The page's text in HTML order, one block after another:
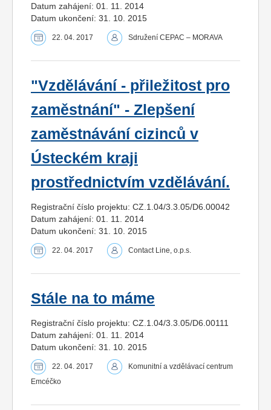
Datum zahájení: 01. 11. 2014
Datum ukončení: 31. 10. 2015
22. 04. 2017 Sdružení CEPAC – MORAVA
"Vzdělávání - přiležitost pro
zaměstnání" - Zlepšení
zaměstnávání cizinců v
Ústeckém kraji
prostřednictvím vzdělávání.
Registrační číslo projektu: CZ.1.04/3.3.05/D6.00042
Datum zahájení: 01. 11. 2014
Datum ukončení: 31. 10. 2015
22. 04. 2017 Contact Line, o.p.s.
Stále na to máme
Registrační číslo projektu: CZ.1.04/3.3.05/D6.00111
Datum zahájení: 01. 11. 2014
Datum ukončení: 31. 10. 2015
22. 04. 2017
Komunitní a vzdělávací centrum
Emcéčko